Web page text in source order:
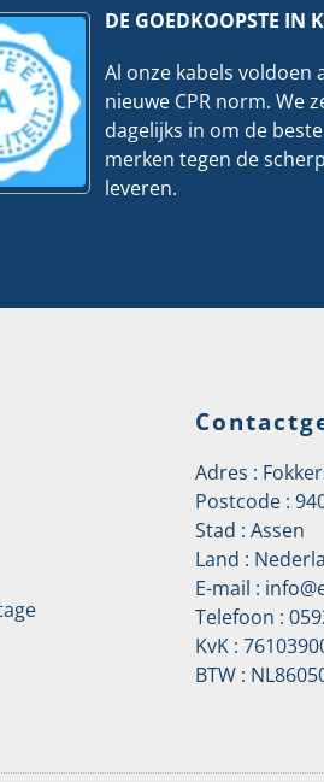
hoeveelheid
DE GOEDKOOPSTE IN
Al onze kabels voldoen
nieuwe CPR norm. We
dagelijks in om de
merken tegen de
leveren.
Adres :
Postcode :
Stad : Assen
Land :
E-mail :
Telefoon :
KvK :
BTW :